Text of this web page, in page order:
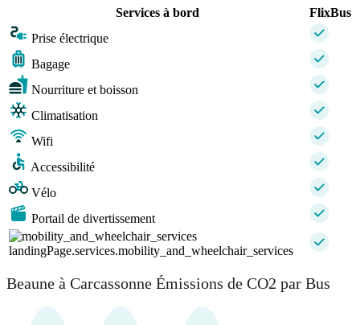
Services à bord
FlixBus
Prise électrique
Bagage
Nourriture et boisson
Climatisation
Wifi
Accessibilité
Vélo
Portail de divertissement
landingPage.services.mobility_and_wheelchair_services
Beaune à Carcassonne Émissions de CO2 par Bus